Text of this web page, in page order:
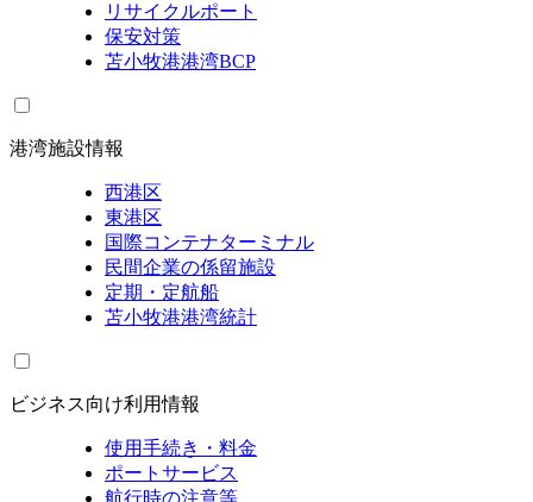
リサイクルポート
保安対策
苫小牧港港湾BCP
港湾施設情報
西港区
東港区
国際コンテナターミナル
民間企業の係留施設
定期・定航船
苫小牧港港湾統計
ビジネス向け利用情報
使用手続き・料金
ポートサービス
航行時の注意等